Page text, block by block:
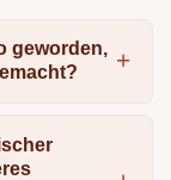
geworden,